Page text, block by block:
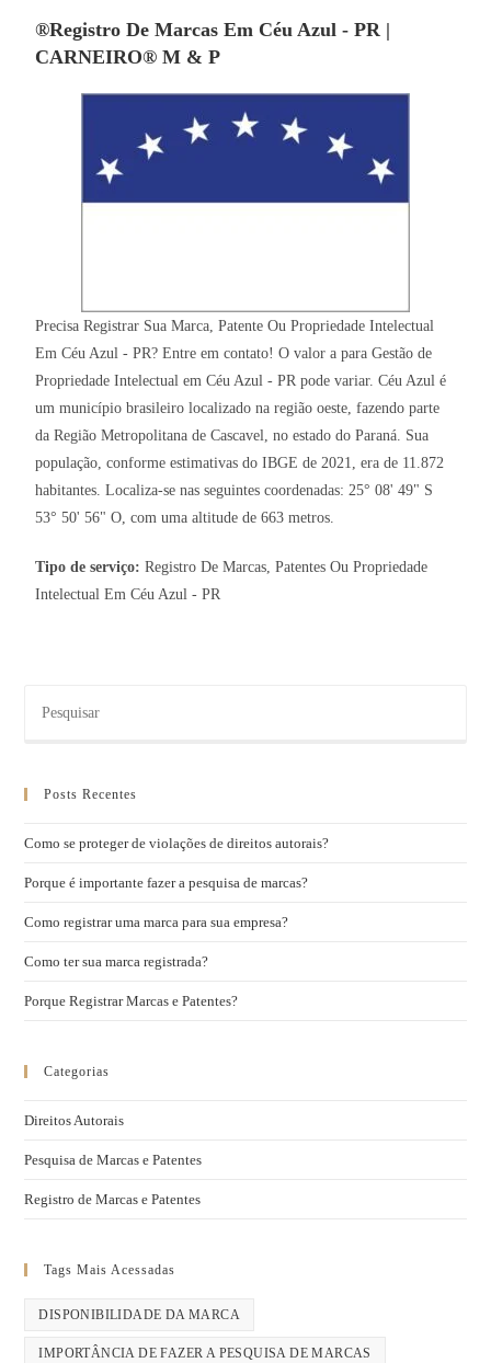
®Registro De Marcas Em Céu Azul - PR |
CARNEIRO® M & P
Precisa Registrar Sua Marca, Patente Ou Propriedade Intelectual
Em Céu Azul - PR? Entre em contato! O valor a para Gestão de
Propriedade Intelectual em Céu Azul - PR pode variar. Céu Azul é
um município brasileiro localizado na região oeste, fazendo parte
da Região Metropolitana de Cascavel, no estado do Paraná. Sua
população, conforme estimativas do IBGE de 2021, era de 11.872
habitantes. Localiza-se nas seguintes coordenadas: 25° 08' 49" S
53° 50' 56" O, com uma altitude de 663 metros.
Tipo de serviço:Registro De Marcas, Patentes Ou Propriedade
Intelectual Em Céu Azul - PR
Posts Recentes
Como se proteger de violações de direitos autorais?
Porque é importante fazer a pesquisa de marcas?
Como registrar uma marca para sua empresa?
Como ter sua marca registrada?
Porque Registrar Marcas e Patentes?
Categorias
Direitos Autorais
Pesquisa de Marcas e Patentes
Registro de Marcas e Patentes
Tags Mais Acessadas
DISPONIBILIDADE DA MARCA
IMPORTÂNCIA DE FAZER A PESQUISA DE MARCAS